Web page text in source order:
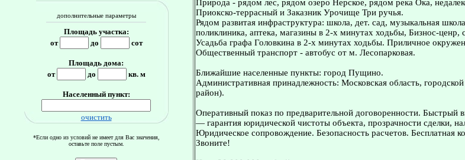
дополнительные параметры
Площадь участка:
от
до сот
Площадь дома:
от
до кв. м
Населенный пункт:
очистить
*Если одно из условий не имеет для Вас значения,
оставьте поле пустым.
Природа - рядом лес, рядом озеро Нерское, рядом река Ока,
Приокско-террасный и Заказник Урочище Три ручья.
Рядом развитая инфраструктура: школа, дет. сад, музыкальная
поликлиника, аптека, магазины в 2-х минутах ходьбы, Бизнос-ценр,
Усадьба графа Головкина в 2-х минутах ходьбы. Приличное
Общественный транспорт - автобус от м. Лесопарковая.
Ближайшие населенные пункты: город Пущино.
Административная принадлежность: Московская область,
район).
Оперативный показ по предварительной договоренности. Быстрый
— гарантия юридической чистоты объекта, прозрачности сделки,
Юридическое сопровождение. Безопасность расчетов. Бесплатная
Звоните!